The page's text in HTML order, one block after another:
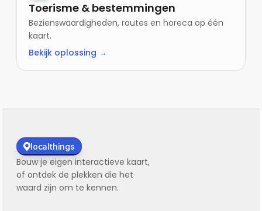
Toerisme & bestemmingen
Bezienswaardigheden, routes en horeca op één
kaart.
Bekijk oplossing →
localthings
Bouw je eigen interactieve kaart,
of ontdek de plekken die het
waard zijn om te kennen.